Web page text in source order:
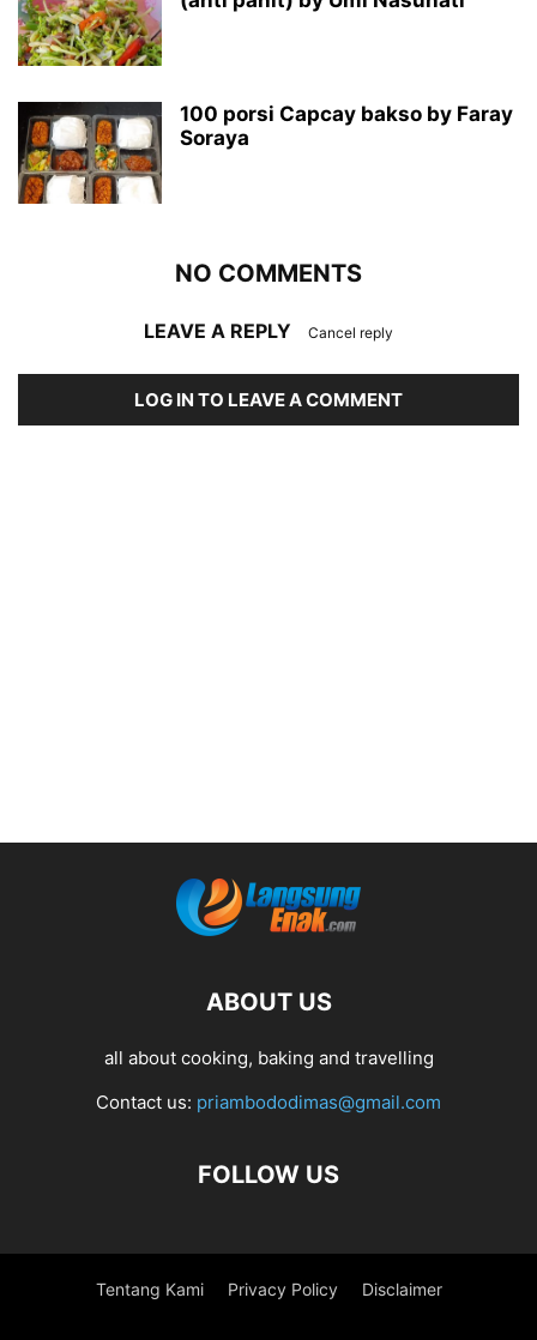
100 porsi Capcay bakso by Faray
Soraya
NO COMMENTS
LEAVE A REPLY Cancel reply
LOG IN TO LEAVE A COMMENT
ABOUT US
all about cooking, baking and travelling
Contact us: priambododimas@gmail.com
FOLLOW US
Tentang Kami Privacy Policy Disclaimer